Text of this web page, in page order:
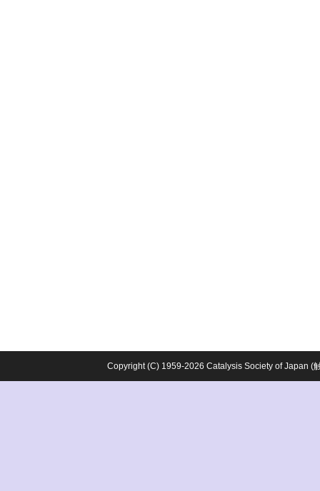
Copyright (C) 1959-2026 Catalysis Society of Japan (